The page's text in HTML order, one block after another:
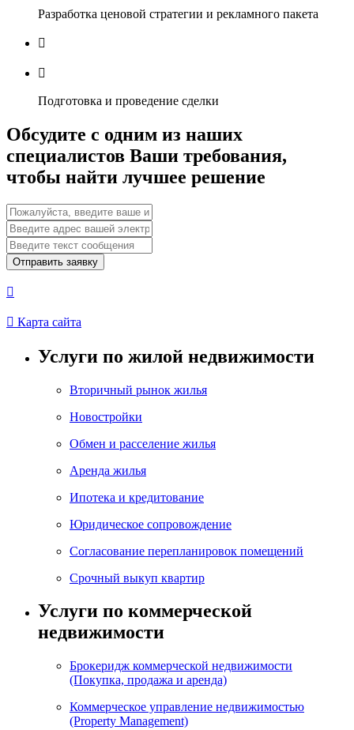
Разработка ценовой стратегии и рекламного пакета


Подготовка и проведение сделки
Обсудите с одним из наших
специалистов Ваши требования,
чтобы найти лучшее решение
Отправить заявку

 Карта сайта
Услуги по жилой недвижимости
Вторичный рынок жилья
Новостройки
Обмен и расселение жилья
Аренда жилья
Ипотека и кредитование
Юридическое сопровождение
Согласование перепланировок помещений
Срочный выкуп квартир
Услуги по коммерческой
недвижимости
Брокеридж коммерческой недвижимости
(Покупка, продажа и аренда)
Коммерческое управление недвижимостью
(Property Management)